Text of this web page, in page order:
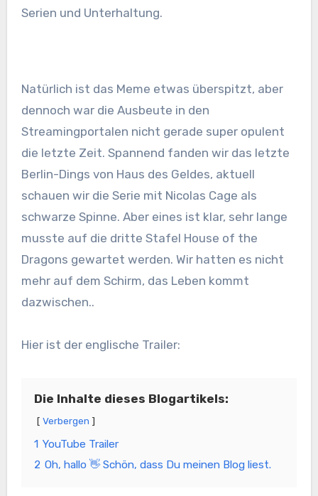
Serien und Unterhaltung.
Natürlich ist das Meme etwas überspitzt, aber
dennoch war die Ausbeute in den
Streamingportalen nicht gerade super opulent
die letzte Zeit. Spannend fanden wir das letzte
Berlin-Dings von Haus des Geldes, aktuell
schauen wir die Serie mit Nicolas Cage als
schwarze Spinne. Aber eines ist klar, sehr lange
musste auf die dritte Stafel House of the
Dragons gewartet werden. Wir hatten es nicht
mehr auf dem Schirm, das Leben kommt
dazwischen..
Hier ist der englische Trailer:
Die Inhalte dieses Blogartikels:
Verbergen
1 YouTube Trailer
2 Oh, hallo 👋 Schön, dass Du meinen Blog liest.